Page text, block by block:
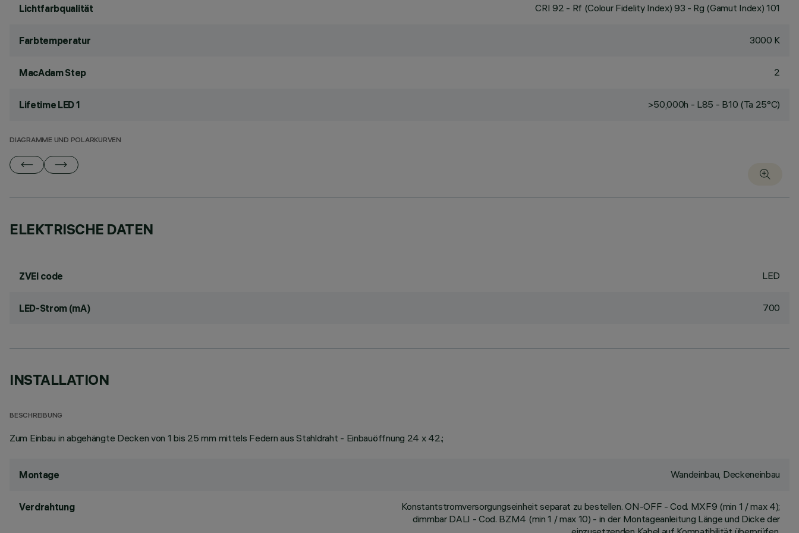
Lichtfarbqualität CRI92 - Rf (Colour Fidelity Index) 93 - Rg (Gamut Index) 101
Farbtemperatur 3000 K
MacAdam Step 2
Lifetime LED 1 >50,000h - L85 - B10 (Ta 25°C)
DIAGRAMME UND POLARKURVEN
ELEKTRISCHE DATEN
ZVEI code LED
LED-Strom (mA) 700
INSTALLATION
BESCHREIBUNG
Zum Einbau in abgehängte Decken von 1 bis 25 mm mittels Federn aus Stahldraht - Einbauöffnung 24 x 42.;
Montage Wandeinbau, Deckeneinbau
Verdrahtung
Konstantstromversorgungseinheit separat zu bestellen. ON-OFF - Cod. MXF9 (min 1 / max 4);
dimmbar DALI - Cod. BZM4 (min 1 / max 10) - in der Montageanleitung Länge und Dicke der